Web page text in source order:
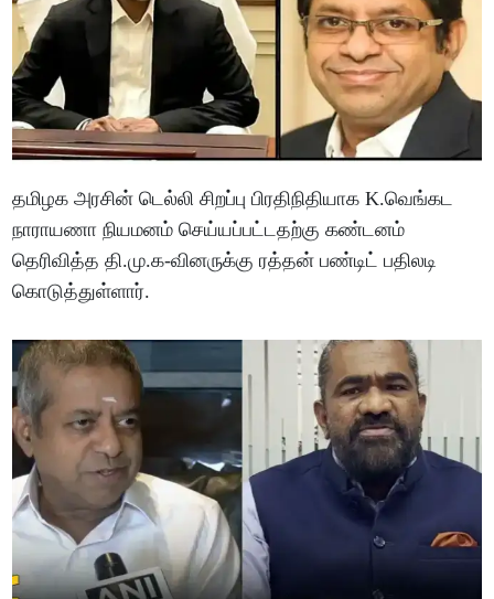
தமிழக அரசின் டெல்லி சிறப்பு பிரதிநிதியாக K.வெங்கட
நாராயணா நியமனம் செய்யப்பட்டதற்கு கண்டனம்
தெரிவித்த தி.மு.க-வினருக்கு ரத்தன் பண்டிட் பதிலடி
கொடுத்துள்ளார்.